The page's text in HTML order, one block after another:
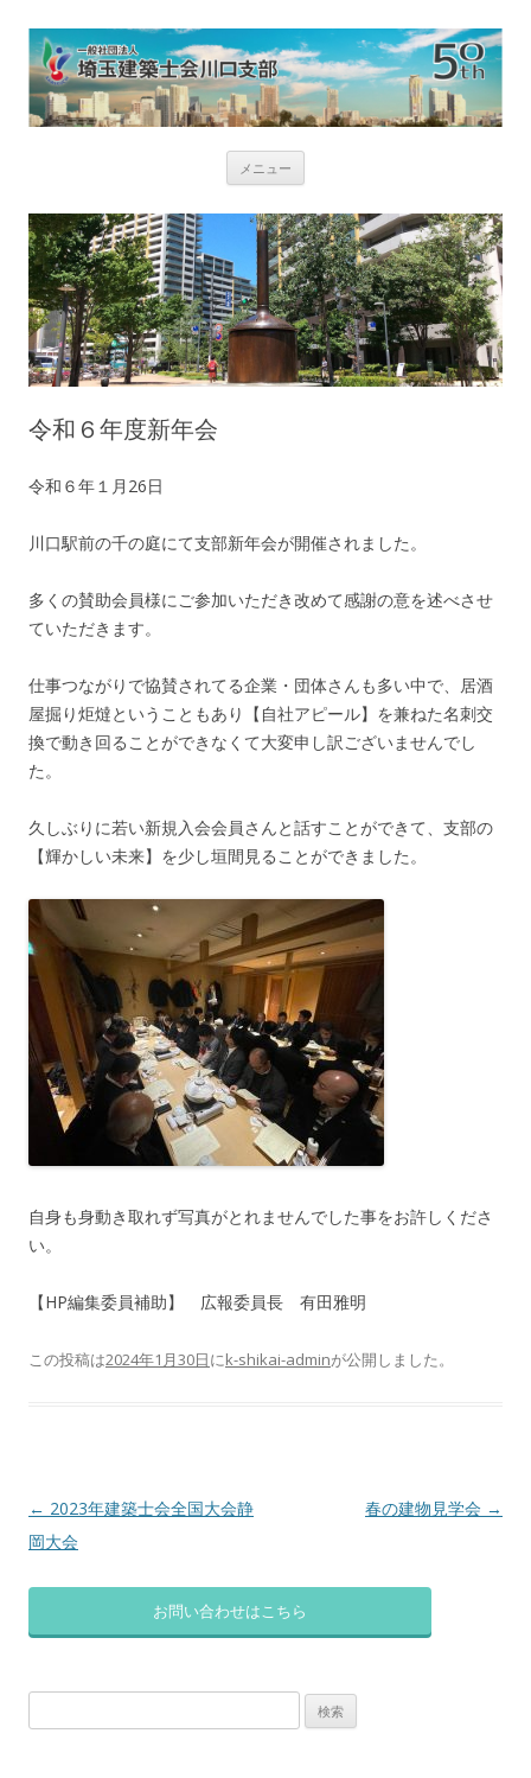
メニュー
ン
ツ
へ
ス
キ
ッ
プ
令和６年度新年会
令和６年１月26日
川口駅前の千の庭にて支部新年会が開催されました。
多くの賛助会員様にご参加いただき改めて感謝の意を述べさせ
ていただきます。
仕事つながりで協賛されてる企業・団体さんも多い中で、居酒
屋掘り炬燵ということもあり【自社アピール】を兼ねた名刺交
換で動き回ることができなくて大変申し訳ございませんでし
た。
久しぶりに若い新規入会会員さんと話すことができて、支部の
【輝かしい未来】を少し垣間見ることができました。
自身も身動き取れず写真がとれませんでした事をお許しくださ
い。
【HP編集委員補助】 広報委員長 有田雅明
この投稿は2024年1月30日にk-shikai-adminが公開しました。
投
稿
ゲ
← 2023年建築士会全国大会静
岡大会
春の建物見学会 →
お問い合わせはこちら
索: